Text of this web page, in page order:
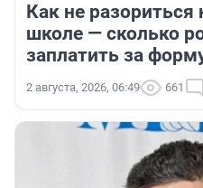
Как не разориться
школе — сколько
заплатить за
2 августа, 2026, 06:49 661